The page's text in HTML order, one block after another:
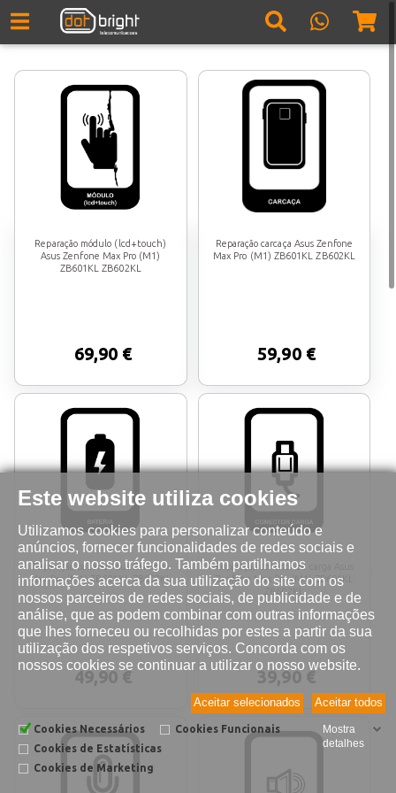
Este website utiliza cookies
Utilizamos cookies para personalizar conteúdo e
anúncios, fornecer funcionalidades de redes sociais e
analisar o nosso tráfego. Também partilhamos
informações acerca da sua utilização do site com os
nossos parceiros de redes sociais, de publicidade e de
análise, que as podem combinar com outras informações
que lhes forneceu ou recolhidas por estes a partir da sua
utilização dos respetivos serviços. Concorda com os
nossos cookies se continuar a utilizar o nosso website.
Aceitar todos
Aceitar selecionados
Cookies Necessários
Cookies Funcionais
Cookies de Estatísticas
Cookies de Marketing
Mostra
detalhes
Reparação módulo (lcd+touch)
Asus Zenfone Max Pro (M1)
ZB601KL ZB602KL
69,90 €
Reparação carcaça Asus Zenfone
Max Pro (M1) ZB601KL ZB602KL
59,90 €
Reparação bateria Asus Zenfone
Max Pro (M1) ZB601KL ZB602KL
49,90 €
Reparação conetor de carga Asus
Zenfone Max Pro (M1) ZB601KL
ZB602KL
39,90 €